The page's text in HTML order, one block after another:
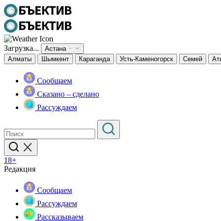
Загрузка...
Астана
Алматы
Шымкент Караганда Усть-Каменогорск Семей
Сообщаем
Сказано – сделано
Рассуждаем
18+
Редакция
Сообщаем
Рассуждаем
Рассказываем